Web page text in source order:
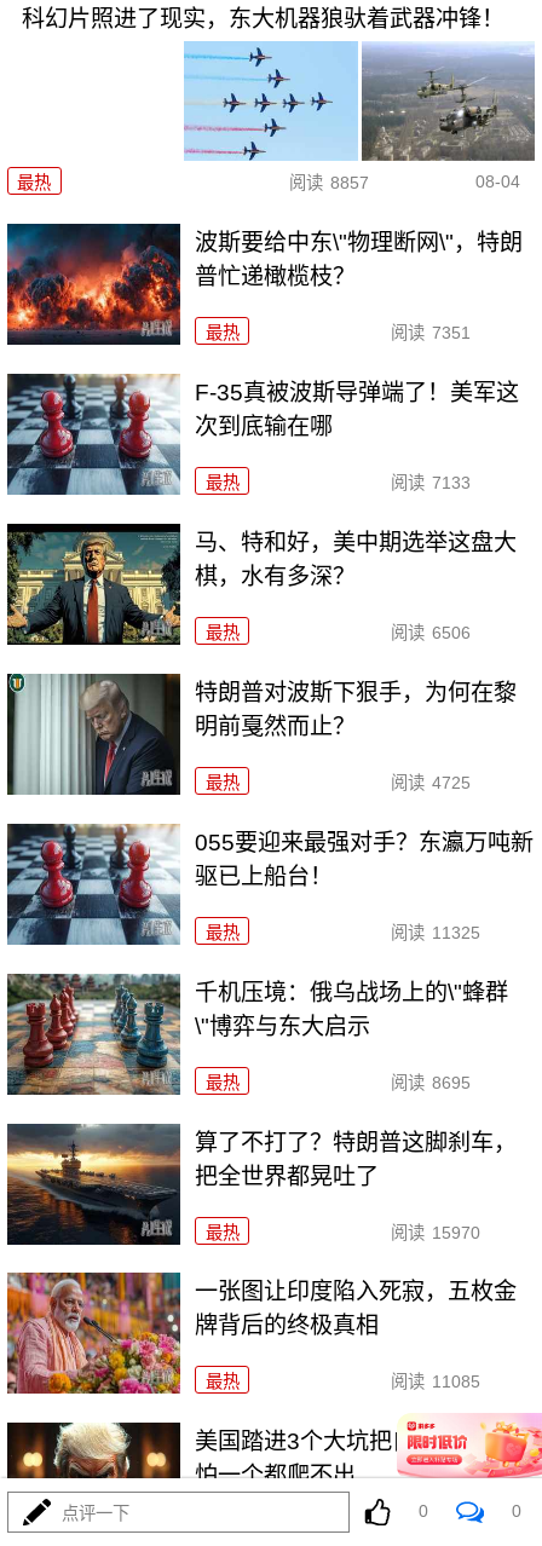
科幻片照进了现实，东大机器狼驮着武器冲锋！
最热 阅读 8857 08-04
波斯要给中东\"物理断网\"，特朗
普忙递橄榄枝？
最热 阅读 7351
F-35真被波斯导弹端了！美军这
次到底输在哪
最热 阅读 7133
马、特和好，美中期选举这盘大
棋，水有多深？
最热 阅读 6506
特朗普对波斯下狠手，为何在黎
明前戛然而止？
最热 阅读 4725
055要迎来最强对手？东瀛万吨新
驱已上船台！
最热 阅读 11325
千机压境：俄乌战场上的\"蜂群
\"博弈与东大启示
最热 阅读 8695
算了不打了？特朗普这脚刹车，
把全世界都晃吐了
最热 阅读 15970
一张图让印度陷入死寂，五枚金
牌背后的终极真相
最热 阅读 11085
美国踏进3个大坑把自己埋了！恐
怕一个都爬不出
最热
点评一下 0 0